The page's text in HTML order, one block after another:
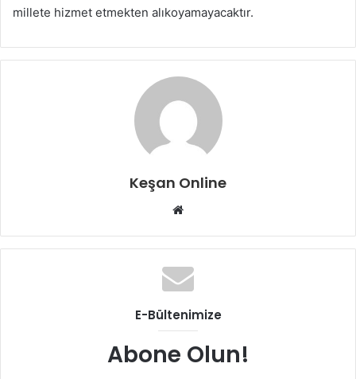
millete hizmet etmekten alıkoyamayacaktır.
Keşan Online
Web
E-Bültenimize
Abone Olun!